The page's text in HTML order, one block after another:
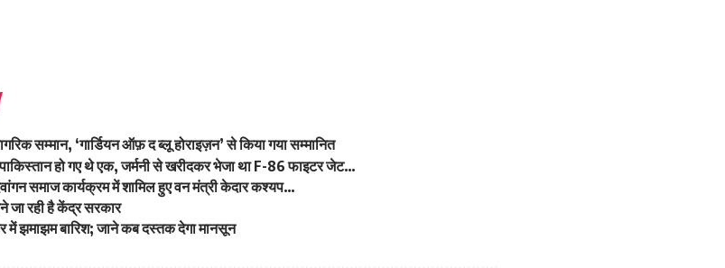
सम्मान, ‘गार्डियन ऑफ़ द ब्लू होराइज़न’ से किया गया सम्मानित
हो गए थे एक, जर्मनी से खरीदकर भेजा था F-86 फाइटर जेट…
समाज कार्यक्रम में शामिल हुए वन मंत्री केदार कश्यप…
जा रही है केंद्र सरकार
में झमाझम बारिश; जाने कब दस्तक देगा मानसून